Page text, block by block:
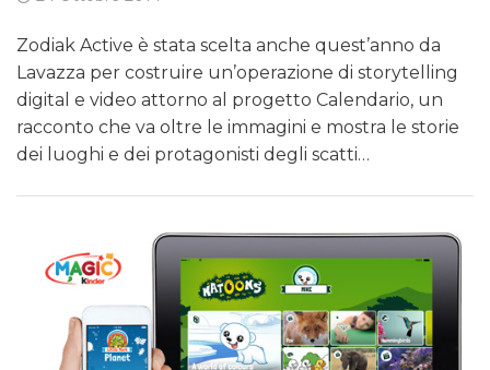
Zodiak Active è stata scelta anche quest’anno da
Lavazza per costruire un’operazione di storytelling
digital e video attorno al progetto Calendario, un
racconto che va oltre le immagini e mostra le storie
dei luoghi e dei protagonisti degli scatti…